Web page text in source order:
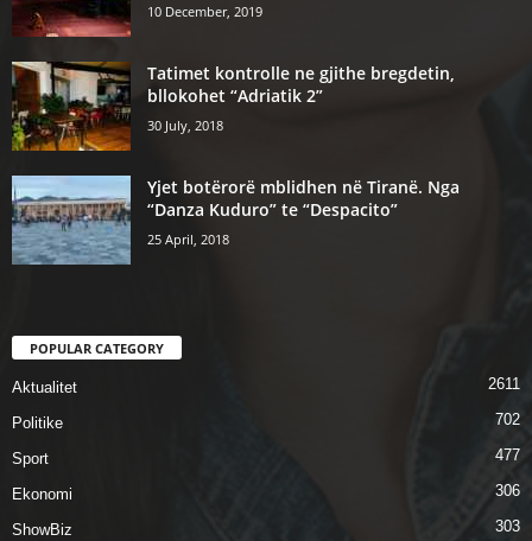
10 December, 2019
Tatimet kontrolle ne gjithe bregdetin,
bllokohet “Adriatik 2”
30 July, 2018
Yjet botërorë mblidhen në Tiranë. Nga
“Danza Kuduro” te “Despacito”
25 April, 2018
POPULAR CATEGORY
Aktualitet 2611
Politike 702
Sport 477
Ekonomi 306
ShowBiz 303